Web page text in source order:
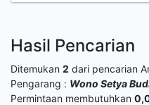
Hasil Pencarian
Ditemukan 2 dari pencarian
Pengarang : Wono Setya
Permintaan membutuhkan